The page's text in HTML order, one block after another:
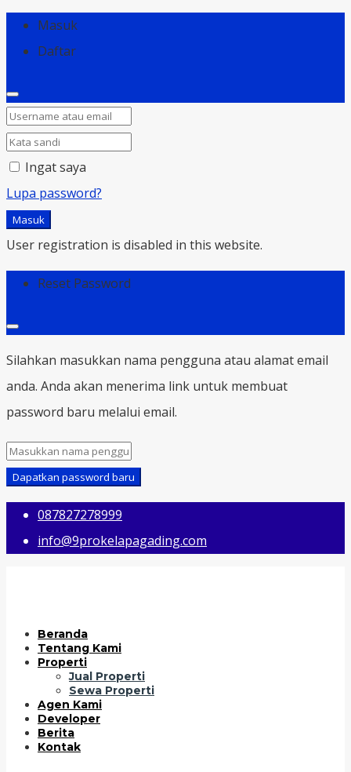
Masuk
Daftar
Ingat saya
Lupa password?
Masuk
User registration is disabled in this website.
Reset Password
Silahkan masukkan nama pengguna atau alamat email
anda. Anda akan menerima link untuk membuat
password baru melalui email.
Dapatkan password baru
087827278999
info@9prokelapagading.com
Beranda
Tentang Kami
Properti
Jual Properti
Sewa Properti
Agen Kami
Developer
Berita
Kontak